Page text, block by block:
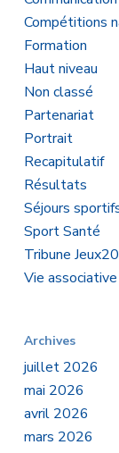
Compétitions
Formation
Haut niveau
Non classé
Partenariat
Portrait
Recapitulatif
Résultats
Séjours
Sport Santé
Tribune
Vie associative
Archives
juillet 2026
mai 2026
avril 2026
mars 2026